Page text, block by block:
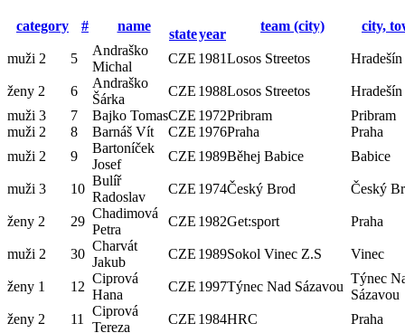
category # name
stateyear
team (city) city,
muži 2 5
Andraško
Michal
CZE 1981Losos Streetos Hradešín
ženy 2 6
Andraško
Šárka
CZE 1988Losos Streetos
Hradešín
muži 3
7 Bajko TomasCZE 1972Pribram
Pribram
muži 2
8 Barnáš Vít CZE 1976Praha
Praha
muži 2
9
Bartoníček
Josef
CZE 1989Běhej Babice Babice
muži 3 10
Bulíř
Radoslav
CZE 1974Český Brod Český
ženy 2 29
Chadimová
Petra
CZE 1982Get:sport Praha
muži 2 30
Charvát
Jakub
CZE 1989Sokol Vinec Z.S Vinec
ženy 1 12
Ciprová
Hana
CZE 1997Týnec Nad Sázavou
Týnec
Sázavou
ženy 2
11
Ciprová
Tereza
CZE 1984HRC Praha